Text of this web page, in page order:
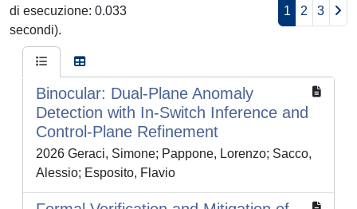
di esecuzione: 0.033
secondi).
1 2 3
Binocular: Dual-Plane Anomaly
Detection with In-Switch Inference and
Control-Plane Refinement
2026 Geraci, Simone; Pappone, Lorenzo; Sacco,
Alessio; Esposito, Flavio